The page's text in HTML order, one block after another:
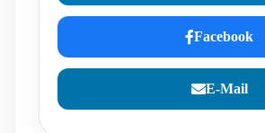
Facebook
E-Mail